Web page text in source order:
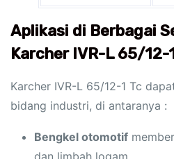
Aplikasi di Berbagai
Karcher IVR-L 65/12-
Karcher IVR-L 65/12-1 Tc
bidang industri, di antaranya :
Bengkel otomotif